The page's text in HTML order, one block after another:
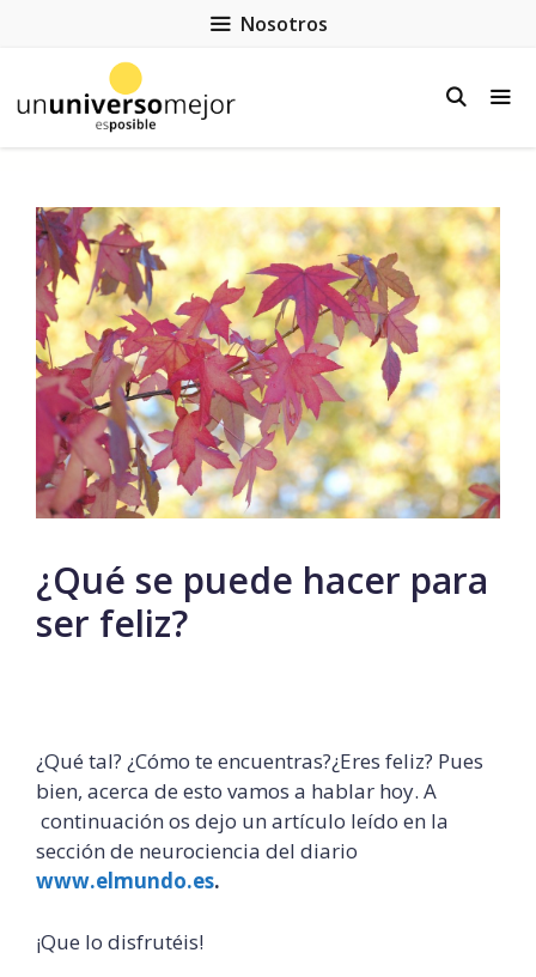
Nosotros
¿Qué se puede hacer para
ser feliz?
¿Qué tal? ¿Cómo te encuentras?¿Eres feliz? Pues
bien, acerca de esto vamos a hablar hoy. A
continuación os dejo un artículo leído en la
sección de neurociencia del diario
www.elmundo.es.
¡Que lo disfrutéis!